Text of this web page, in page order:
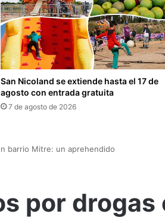
San Nicoland se extiende hasta el 17 de
agosto con entrada gratuita
7 de agosto de 2026